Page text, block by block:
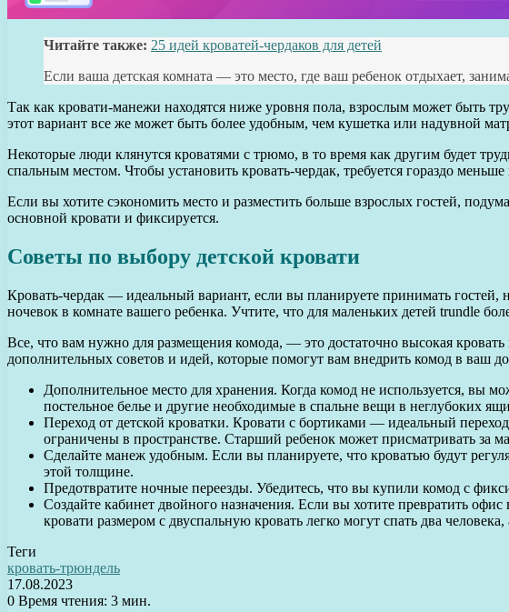
Читайте также: 25 идей кроватей-чердаков для детей
Если ваша детская комната — это место, где ваш ребенок отдыхает,
Так как кровати-манежи находятся ниже уровня пола, взрослым может быть
этот вариант все же может быть более удобным, чем кушетка или надувной
Некоторые люди клянутся кроватями с трюмо, в то время как другим будет
спальным местом. Чтобы установить кровать-чердак, требуется гораздо
Если вы хотите сэкономить место и разместить больше взрослых гостей,
основной кровати и фиксируется.
Советы по выбору детской кровати
Кровать-чердак — идеальный вариант, если вы планируете принимать гостей,
ночевок в комнате вашего ребенка. Учтите, что для маленьких детей trundle
Все, что вам нужно для размещения комода, — это достаточно высокая кровать
дополнительных советов и идей, которые помогут вам внедрить комод в ваш
Дополнительное место для хранения. Когда комод не используется, вы
постельное белье и другие необходимые в спальне вещи в неглубоких
Переход от детской кроватки. Кровати с бортиками — идеальный
ограничены в пространстве. Старший ребенок может присматривать за
Сделайте манеж удобным. Если вы планируете, что кроватью будут
этой толщине.
Предотвратите ночные переезды. Убедитесь, что вы купили комод с
Создайте кабинет двойного назначения. Если вы хотите превратить
кровати размером с двуспальную кровать легко могут спать два
Теги
кровать-трюндель
17.08.2023
0 Время чтения: 3 мин.